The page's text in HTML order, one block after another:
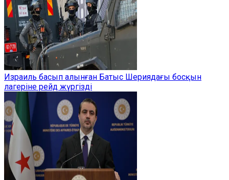
Израиль басып алынған Батыс Шериядағы босқын
лагеріне рейд жүргізді